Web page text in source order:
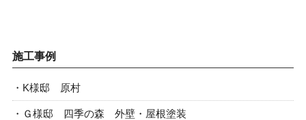
施工事例
K様邸 原村
Ｇ様邸 四季の森 外壁・屋根塗装